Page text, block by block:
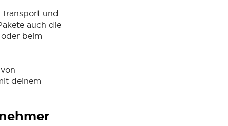
und
auch die
beim
deinem